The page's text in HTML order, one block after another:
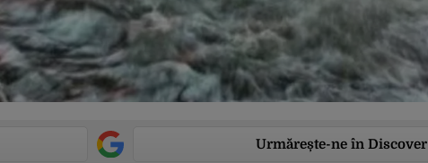
Urmărește-ne în Discover